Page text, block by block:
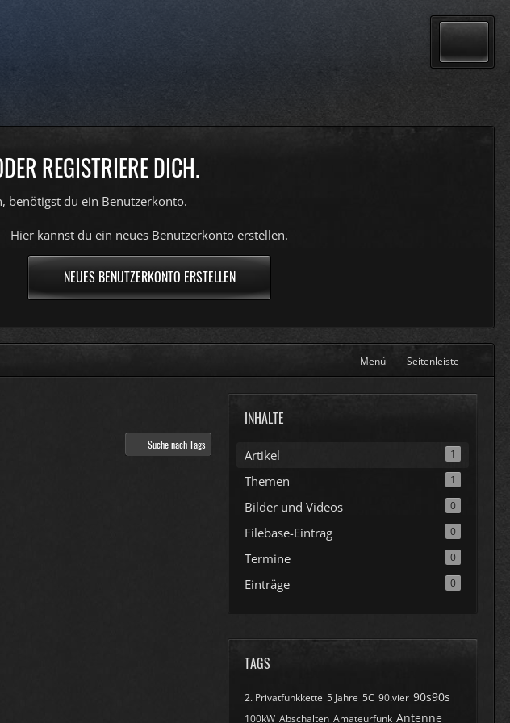
REGISTRIERE DICH.
benötigst du ein Benutzerkonto.
Hier kannst du ein neues Benutzerkonto erstellen.
NEUES BENUTZERKONTO ERSTELLEN
Menü Seitenleiste
Suche nach Tags
INHALTE
Artikel 1
Themen 1
Bilder und Videos 0
Filebase-Eintrag 0
Termine 0
Einträge 0
TAGS
2. Privatfunkkette 5 Jahre 5C 90.vier 90s90s
100kW Abschalten Amateurfunk Antenne